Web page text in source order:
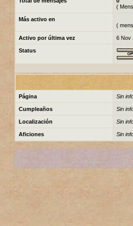
(
Más activo en
(
Activo por última vez 6 Nov
Status
Página Sin
Cumpleaños Sin
Localización Sin
Aficiones Sin